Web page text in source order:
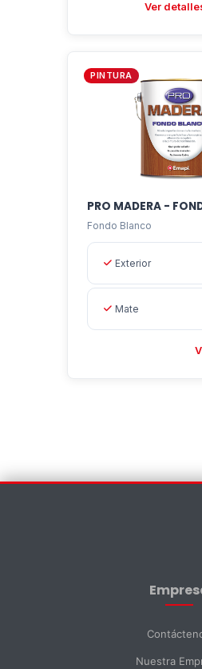
Ver
PINTURA
PRO MADERA -
Fondo Blanco
Exterior
Mate
Nuestra